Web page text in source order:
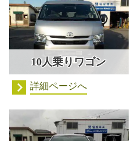
10人乗りワゴン
詳細ページへ